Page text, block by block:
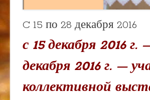
C 15 по 28 декабря 2016
с 15 декабря 2016 г.
декабря 2016 г. —
коллективной